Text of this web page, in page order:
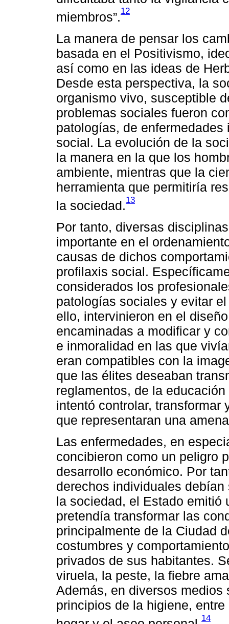
miembros”.12
La manera de pensar los
basada en el Positivismo,
así como en las ideas de
Desde esta perspectiva, la
organismo vivo, susceptible
problemas sociales fueron
patologías, de
social. La evolución de la
la manera en la que los
ambiente, mientras que la
herramienta que permitiría
la sociedad.13
Por tanto, diversas
importante en el
causas de dichos
profilaxis social.
considerados los
patologías sociales y evitar
ello, intervinieron en el
encaminadas a modificar y
e inmoralidad en las que
eran compatibles con la
que las élites deseaban
reglamentos, de la
intentó controlar,
que representaran una
Las enfermedades, en
concibieron como un peligro
desarrollo económico. Por
derechos individuales
la sociedad, el Estado emitió
pretendía transformar las
principalmente de la Ciudad
costumbres y
privados de sus habitantes.
viruela, la peste, la fiebre
Además, en diversos
principios de la higiene,
14